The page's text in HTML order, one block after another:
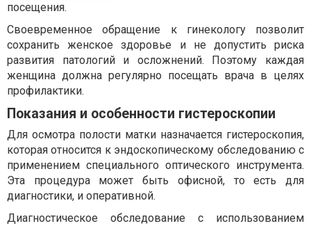
посещения.
Своевременное обращение к гинекологу позволит
сохранить женское здоровье и не допустить риска
развития патологий и осложнений. Поэтому каждая
женщина должна регулярно посещать врача в целях
профилактики.
Показания и особенности гистероскопии
Для осмотра полости матки назначается гистероскопия,
которая относится к эндоскопическому обследованию с
применением специального оптического инструмента.
Эта процедура может быть офисной, то есть для
диагностики, и оперативной.
Диагностическое обследование с использованием